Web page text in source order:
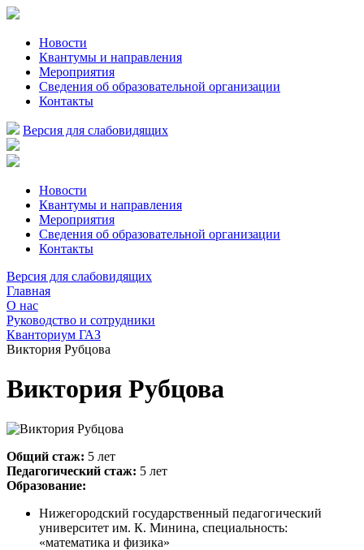
Новости
Квантумы и направления
Мероприятия
Сведения об образовательной организации
Контакты
Версия для слабовидящих
Новости
Квантумы и направления
Мероприятия
Сведения об образовательной организации
Контакты
Версия для слабовидящих
Главная
О нас
Руководство и сотрудники
Кванториум ГАЗ
Виктория Рубцова
Виктория Рубцова
Общий стаж: 5 лет
Педагогический стаж: 5 лет
Образование:
Нижегородский государственный педагогический
университет им. К. Минина, специальность:
«математика и физика»